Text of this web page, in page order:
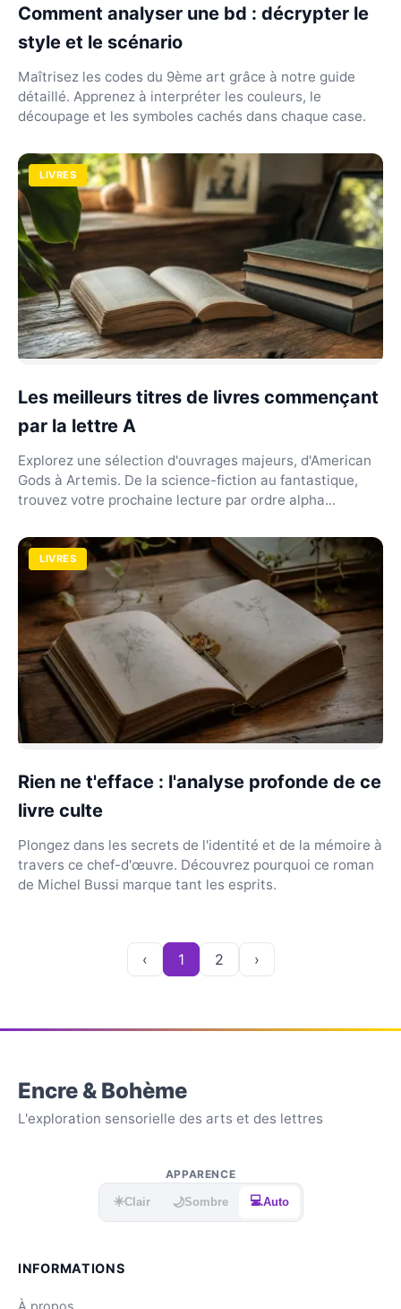
Comment analyser une bd : décrypter le
style et le scénario
Maîtrisez les codes du 9ème art grâce à notre guide
détaillé. Apprenez à interpréter les couleurs, le
découpage et les symboles cachés dans chaque case.
LIVRES
Les meilleurs titres de livres commençant
par la lettre A
Explorez une sélection d'ouvrages majeurs, d'American
Gods à Artemis. De la science-fiction au fantastique,
trouvez votre prochaine lecture par ordre alpha...
LIVRES
Rien ne t'efface : l'analyse profonde de ce
livre culte
Plongez dans les secrets de l'identité et de la mémoire à
travers ce chef-d'œuvre. Découvrez pourquoi ce roman
de Michel Bussi marque tant les esprits.
‹ 1 2 ›
Encre & Bohème
L'exploration sensorielle des arts et des lettres
APPARENCE
☀️Clair 🌙Sombre 💻Auto
INFORMATIONS
À propos